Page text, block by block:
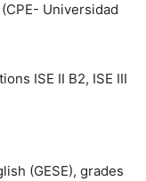
Universidad
ISE II B2, ISE III
(GESE), grades